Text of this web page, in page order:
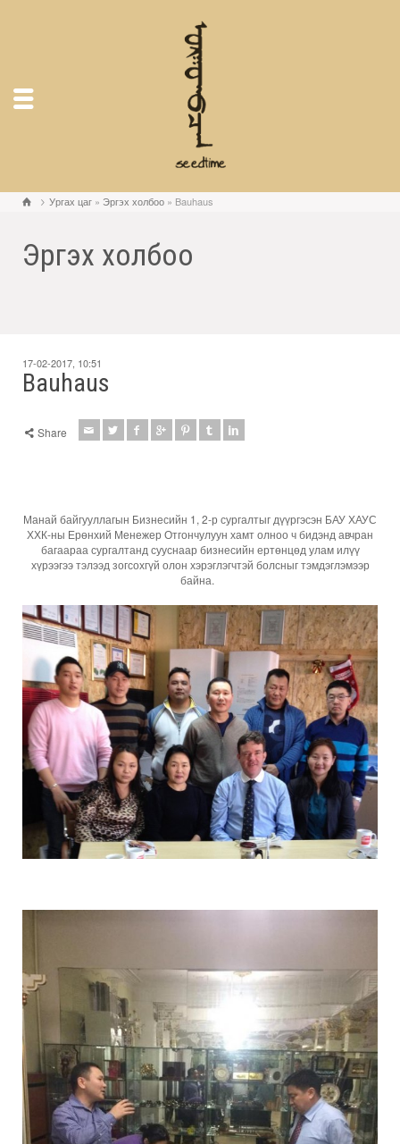
Ургах цаг » Эргэх холбоо » Bauhaus
Эргэх холбоо
17-02-2017, 10:51
Bauhaus
Share
Манай байгууллагын Бизнесийн 1, 2-р сургалтыг дүүргэсэн БАУ ХАУС
ХХК-ны Ерөнхий Менежер Отгончулуун хамт олноо ч бидэнд авчран
багаараа сургалтанд сууснаар бизнесийн ертөнцөд улам илүү
хүрээгээ тэлээд зогсохгүй олон хэрэглэгчтэй болсныг тэмдэглэмээр
байна.